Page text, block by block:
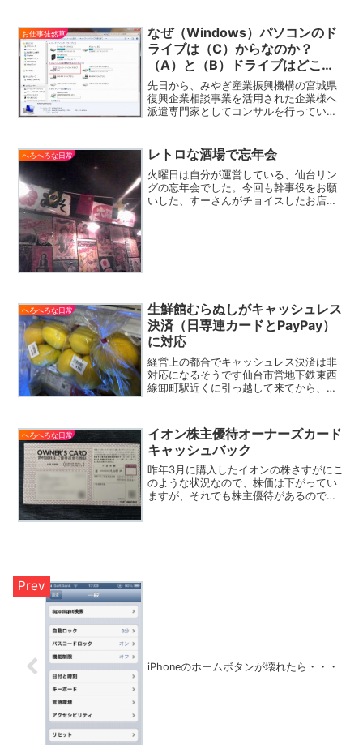
お仕事徒然草
なぜ（Windows）パソコンのド
ライブは（C）からなのか？
（A）と（B）ドライブはどこ
に？
先日から、みやぎ産業振興機構の宮城県
復興企業相談事業を活用された企業様へ
派遣専門家としてコンサルを行っていま
らの復興を図ろうとする中小企業者が取
組む一連の経営課題に対し...
へろへろな日常 レトロな酒場で忘年会
火曜日は自分が運営している、仙台リン
グの忘年会でした。今回も幹事役をお願
いした、すーさんがチョイスしたお店は
へろへろな日常
生鮮館むらぬしがキャッシュレス
決済（日専連カードとPayPay）
に対応
経営上の都合でキャッシュレス決済は非
対応になるそうです仙台市営地下鉄東西
線卸町駅近くに引っ越して来てから、近
のお題である生鮮館むらぬし大和町店さ
ん。地域密着型の激安スー...
へろへろな日常
イオン株主優待オーナーズカード
キャッシュバック
昨年3月に購入したイオンの株さすがにこ
のような状況なので、株価は下がってい
ますが、それでも株主優待があるので問
iPhoneのホームボタンが壊れたら・・・